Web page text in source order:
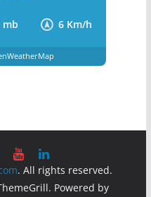
mb 6 Km/h
. All rights reserved.
Powered by